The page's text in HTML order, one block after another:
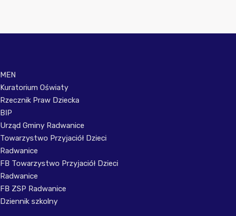
MEN
Kuratorium Oświaty
Rzecznik Praw Dziecka
BIP
Urząd Gminy Radwanice
Towarzystwo Przyjaciół Dzieci
Radwanice
FB Towarzystwo Przyjaciół Dzieci
Radwanice
FB ZSP Radwanice
Dziennik szkolny